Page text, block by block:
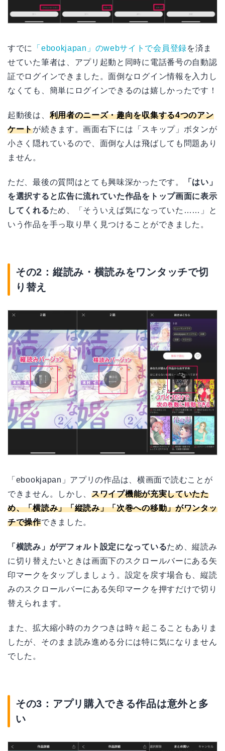
すでに 「ebookjapan」のwebサイトで会員登録を済ま
せていた筆者は、アプリ起動と同時に電話番号の自動認
証でログインできました。面倒なログイン情報を入力し
なくても、簡単にログインできるのは嬉しかったです！
起動後は、 利用者のニーズ・趣向を収集する4つのアン
ケートが続きます。画面右下には「スキップ」ボタンが
小さく隠れているので、面倒な人は飛ばしても問題あり
ません。
ただ、最後の質問はとても興味深かったです。
「はい」
を選択すると広告に流れていた作品をトップ画面に表示
してくれるため、「そういえば気になっていた……」と
いう作品を手っ取り早く見つけることができました。
その2：縦読み・横読みをワンタッチで切
り替え
「ebookjapan」アプリの作品は、横画面で読むことが
できません。しかし、 スワイプ機能が充実していたた
め、「横読み」「縦読み」「次巻への移動」がワンタッ
チで操作できました。
「横読み」がデフォルト設定になっているため、縦読み
に切り替えたいときは画面下のスクロールバーにある矢
印マークをタップしましょう。設定を戻す場合も、縦読
みのスクロールバーにある矢印マークを押すだけで切り
替えられます。
また、拡大縮小時のカクつきは時々起こることもありま
したが、そのまま読み進める分には特に気になりません
でした。
その3：アプリ購入できる作品は意外と多
い